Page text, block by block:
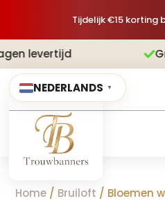
Tijdelijk €15 korting
 Gratis
NEDERLANDS ▼
Home / Bruiloft / Bloemen